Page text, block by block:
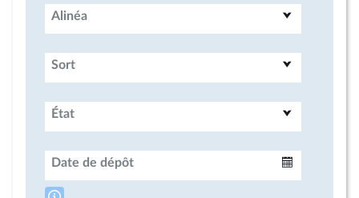
Alinéa
Sort
État
Date de dépôt